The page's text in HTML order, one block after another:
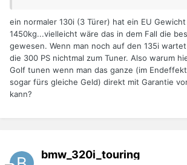
ein normaler 130i (3 Türer) hat ein EU
1450kg...vielleicht wäre das in dem Fall die
gewesen. Wenn man noch auf den 135i
die 300 PS nichtmal zum Tuner. Also warum
Golf tunen wenn man das ganze (im
sogar fürs gleiche Geld) direkt mit Garantie
kann?
bmw_320i_touring